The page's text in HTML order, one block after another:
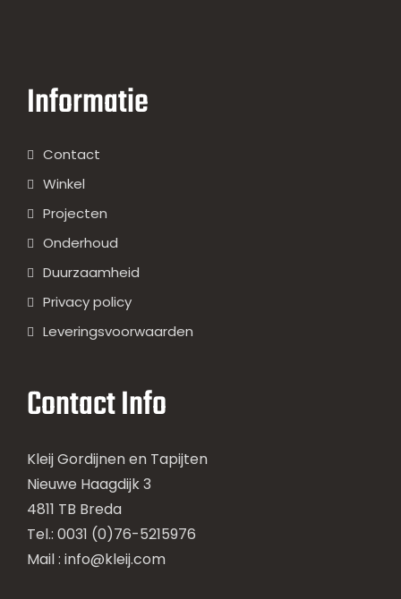
Informatie
Contact
Winkel
Projecten
Onderhoud
Duurzaamheid
Privacy policy
Leveringsvoorwaarden
Contact Info
Kleij Gordijnen en Tapijten
Nieuwe Haagdijk 3
4811 TB Breda
Tel.: 0031 (0)76-5215976
Mail : info@kleij.com